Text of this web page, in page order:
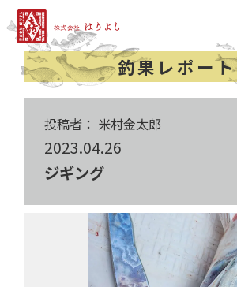
釣果レポート
投稿者： 米村金太郎
2023.04.26
ジギング